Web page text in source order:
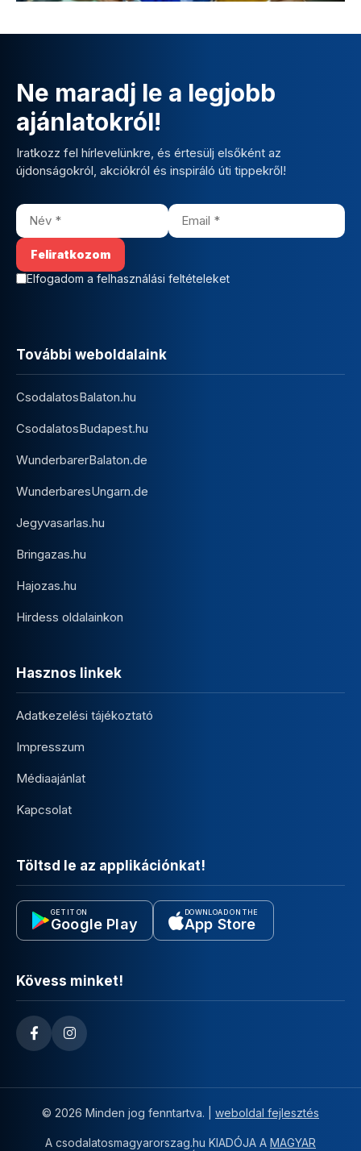
Ne maradj le a legjobb
ajánlatokról!
Iratkozz fel hírlevelünkre, és értesülj elsőként az
újdonságokról, akciókról és inspiráló úti tippekről!
Elfogadom a felhasználási feltételeket
További weboldalaink
CsodalatosBalaton.hu
CsodalatosBudapest.hu
WunderbarerBalaton.de
WunderbaresUngarn.de
Jegyvasarlas.hu
Bringazas.hu
Hajozas.hu
Hirdess oldalainkon
Hasznos linkek
Adatkezelési tájékoztató
Impresszum
Médiaajánlat
Kapcsolat
Töltsd le az applikációnkat!
GET IT ON
Google Play
DOWNLOAD ON THE
App Store
Kövess minket!
© 2026 Minden jog fenntartva. | weboldal fejlesztés
A csodalatosmagyarorszag.hu KIADÓJA A MAGYAR